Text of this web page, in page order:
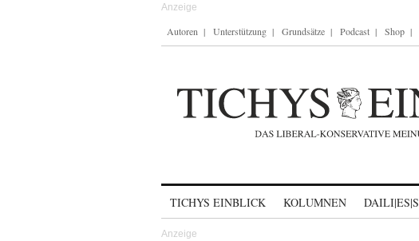
Autoren Unterstützung Grundsätze Podcast Shop
TICHYS EINBLICK KOLUMNEN